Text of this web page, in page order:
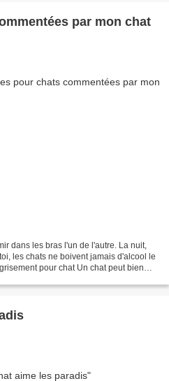
par mon chat
dans les bras l'un de l'autre. La nuit,
les chats ne boivent jamais d'alcool le
pour chat Un chat peut bien